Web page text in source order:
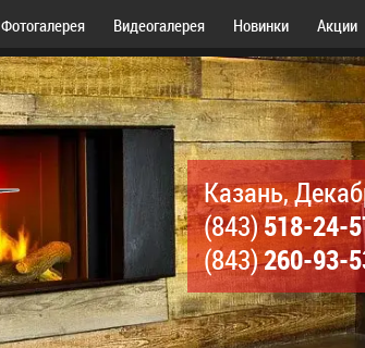
Фотогалерея Видеогалерея Новинки Акции
Казань,
(843)518-24-
(843)260-93-